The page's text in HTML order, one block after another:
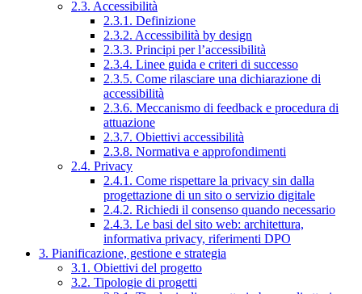
2.3. Accessibilità
2.3.1. Definizione
2.3.2. Accessibilità by design
2.3.3. Principi per l’accessibilità
2.3.4. Linee guida e criteri di successo
2.3.5. Come rilasciare una dichiarazione di
accessibilità
2.3.6. Meccanismo di feedback e procedura di
attuazione
2.3.7. Obiettivi accessibilità
2.3.8. Normativa e approfondimenti
2.4. Privacy
2.4.1. Come rispettare la privacy sin dalla
progettazione di un sito o servizio digitale
2.4.2. Richiedi il consenso quando necessario
2.4.3. Le basi del sito web: architettura,
informativa privacy, riferimenti DPO
3. Pianificazione, gestione e strategia
3.1. Obiettivi del progetto
3.2. Tipologie di progetti